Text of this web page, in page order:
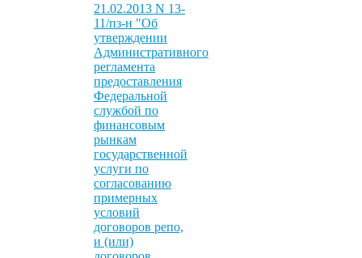
21.02.2013 N 13-
11/пз-н "Об
утверждении
Административного
регламента
предоставления
Федеральной
службой по
финансовым
рынкам
государственной
услуги по
согласованию
примерных
условий
договоров репо,
и (или)